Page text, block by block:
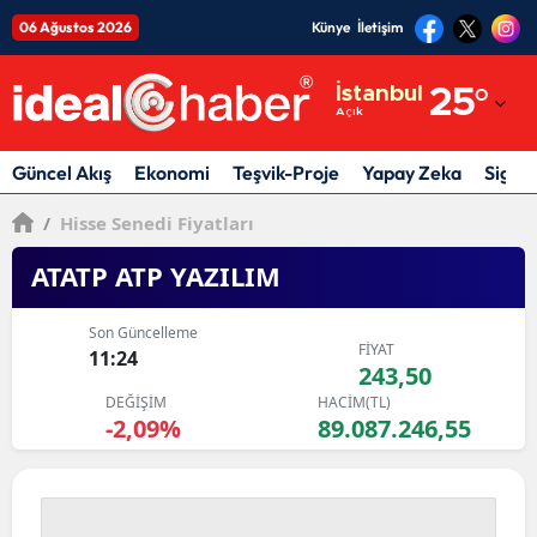
06 Ağustos 2026 Künye İletişim
İstanbul
Açık 25°
Adıyaman
Afyonkarahisar
Antalya
Artvin
Güncel Akış Ekonomi Teşvik-Proje Yapay Zeka
/ Hisse Senedi Fiyatları
ATATP ATP YAZILIM
Son Güncelleme
11:24 FİYAT
243,50
DEĞİŞİM
-2,09%
HACİM(TL)
89.087.246,55